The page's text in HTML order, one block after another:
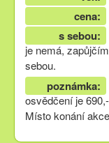
cena:
s sebou:
je nemá,
sebou.
poznámka:
osvědčení je
Místo konání